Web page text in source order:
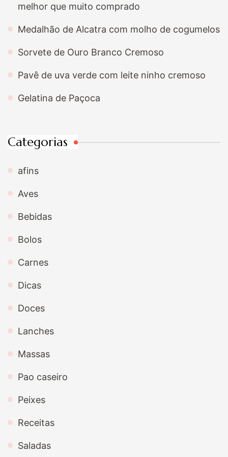
melhor que muito comprado
Medalhão de Alcatra com molho de cogumelos
Sorvete de Ouro Branco Cremoso
Pavê de uva verde com leite ninho cremoso
Gelatina de Paçoca
Categorias
afins
Aves
Bebidas
Bolos
Carnes
Dicas
Doces
Lanches
Massas
Pao caseiro
Peixes
Receitas
Saladas